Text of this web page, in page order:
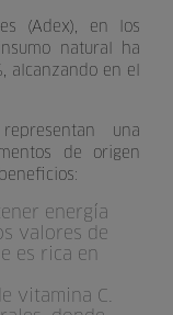
(Adex), en los
natural ha
alcanzando en el
una
de origen
energía
valores de
es rica en
vitamina C.